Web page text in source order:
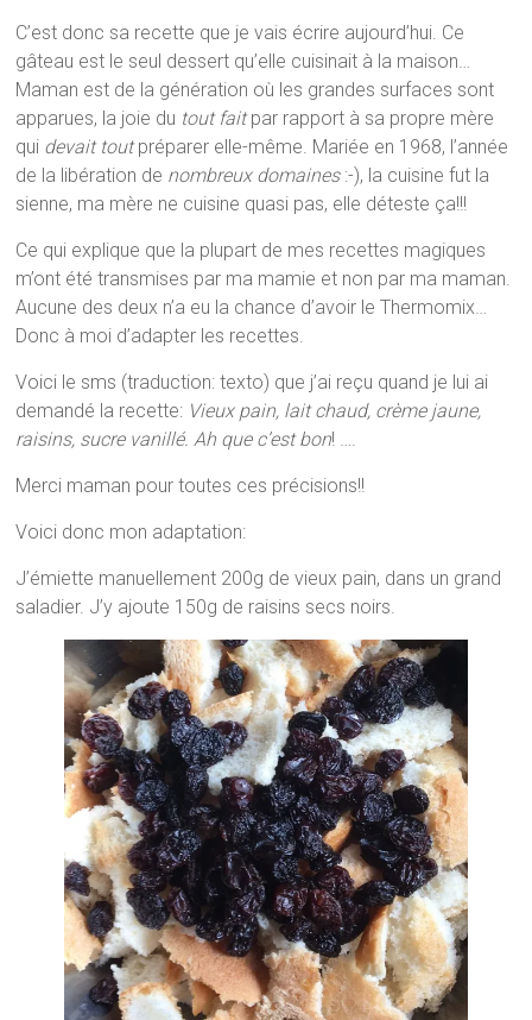
C’est donc sa recette que je vais écrire aujourd’hui. Ce
gâteau est le seul dessert qu’elle cuisinait à la maison…
Maman est de la génération où les grandes surfaces sont
apparues, la joie du tout faitpar rapport à sa propre mère
qui devait toutpréparer elle-même. Mariée en 1968, l’année
de la libération de nombreux domaines :-), la cuisine fut la
sienne, ma mère ne cuisine quasi pas, elle déteste ça!!!
Ce qui explique que la plupart de mes recettes magiques
m’ont été transmises par ma mamie et non par ma maman.
Aucune des deux n’a eu la chance d’avoir le Thermomix…
Donc à moi d’adapter les recettes.
Voici le sms (traduction: texto) que j’ai reçu quand je lui ai
demandé la recette: Vieux pain, lait chaud, crème jaune,
raisins, sucre vanillé. Ah que c’est bon! ….
Merci maman pour toutes ces précisions!!
Voici donc mon adaptation:
J’émiette manuellement 200g de vieux pain, dans un grand
saladier. J’y ajoute 150g de raisins secs noirs.